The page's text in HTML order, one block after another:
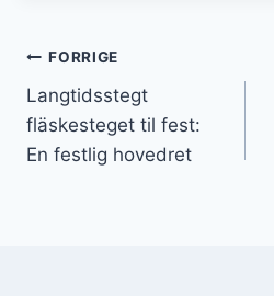
FORRIGE
Langtidsstegt
fläskesteget til fest:
En festlig hovedret